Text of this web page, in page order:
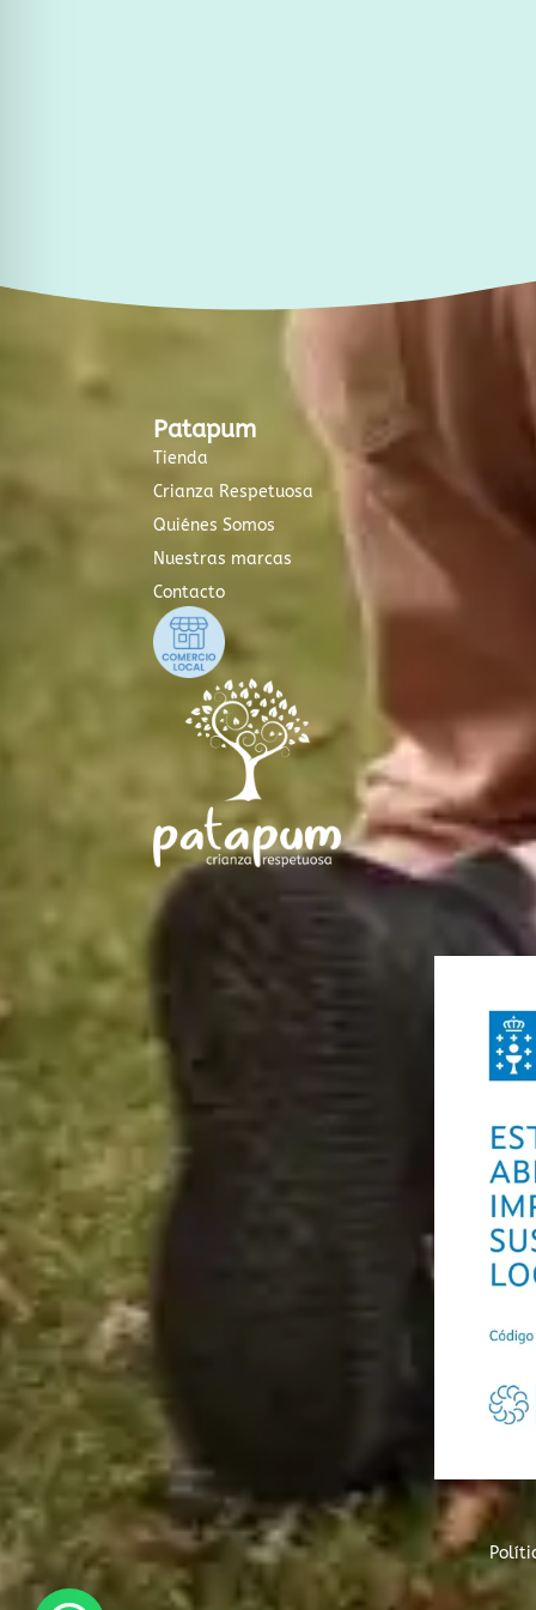
Patapum
Tienda
Crianza Respetuosa
Quiénes Somos
Nuestras marcas
Contacto